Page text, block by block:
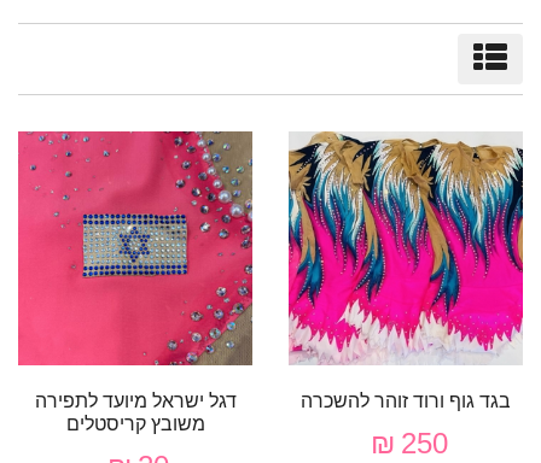
מיון/סינון
בגד גוף ורוד זוהר להשכרה
250 ₪
דגל ישראל מיועד לתפירה
משובץ קריסטלים